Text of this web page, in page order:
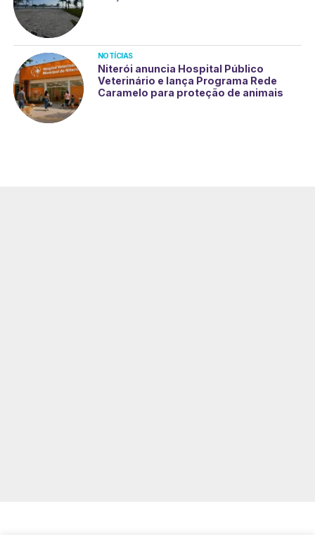
NOTÍCIAS
Niterói anuncia Hospital Público
Veterinário e lança Programa Rede
Caramelo para proteção de animais